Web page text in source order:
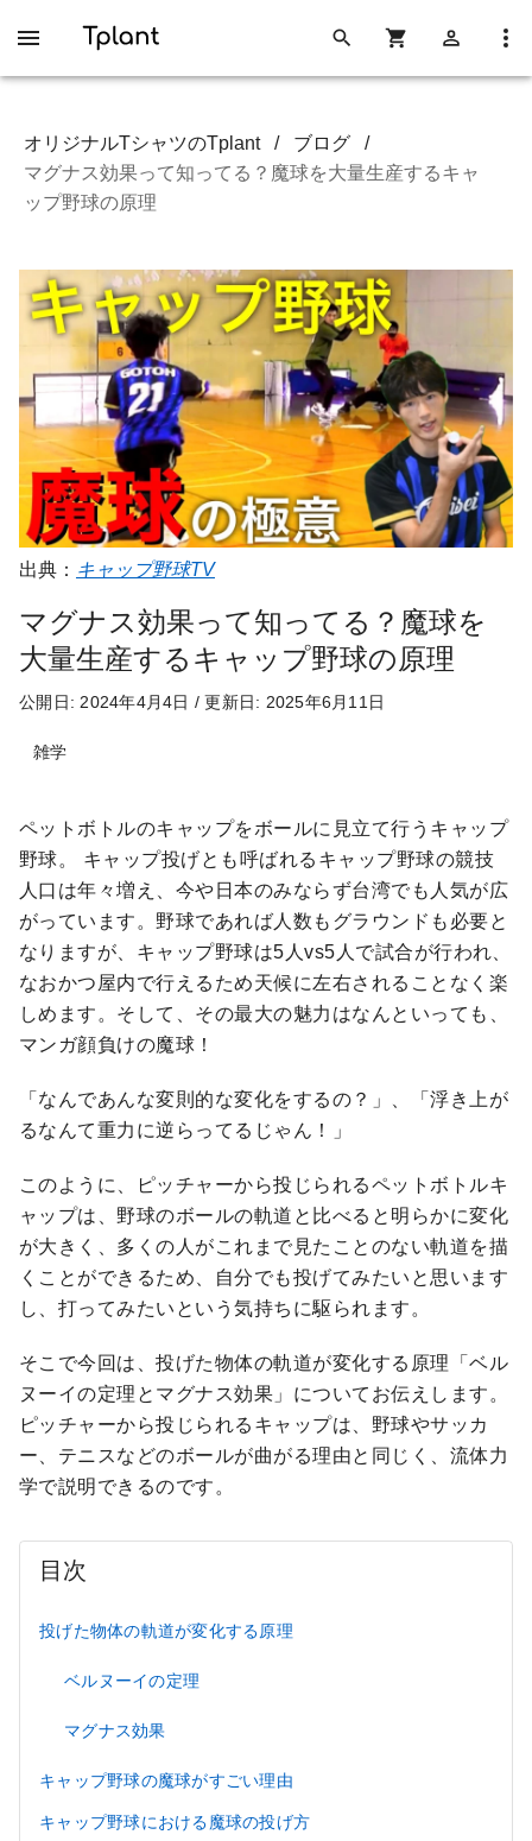
オリジナルTシャツのTplant / ブログ
/
マグナス効果って知ってる？魔球を大量生産するキャ
ップ野球の原理
出典： キャップ野球TV
マグナス効果って知ってる？魔球を
大量生産するキャップ野球の原理
公開日: 2024年4月4日 /更新日: 2025年6月11日
雑学
ペットボトルのキャップをボールに見立て行うキャップ
野球。 キャップ投げとも呼ばれるキャップ野球の競技
人口は年々増え、今や日本のみならず台湾でも人気が広
がっています。野球であれば人数もグラウンドも必要と
なりますが、キャップ野球は5人vs5人で試合が行われ、
なおかつ屋内で行えるため天候に左右されることなく楽
しめます。そして、その最大の魅力はなんといっても、
マンガ顔負けの魔球！
「なんであんな変則的な変化をするの？」、「浮き上が
るなんて重力に逆らってるじゃん！」
このように、ピッチャーから投じられるペットボトルキ
ャップは、野球のボールの軌道と比べると明らかに変化
が大きく、多くの人がこれまで見たことのない軌道を描
くことができるため、自分でも投げてみたいと思います
し、打ってみたいという気持ちに駆られます。
そこで今回は、投げた物体の軌道が変化する原理「ベル
ヌーイの定理とマグナス効果」についてお伝えします。
ピッチャーから投じられるキャップは、野球やサッカ
ー、テニスなどのボールが曲がる理由と同じく、流体力
学で説明できるのです。
目次
投げた物体の軌道が変化する原理
ベルヌーイの定理
マグナス効果
キャップ野球の魔球がすごい理由
キャップ野球における魔球の投げ方